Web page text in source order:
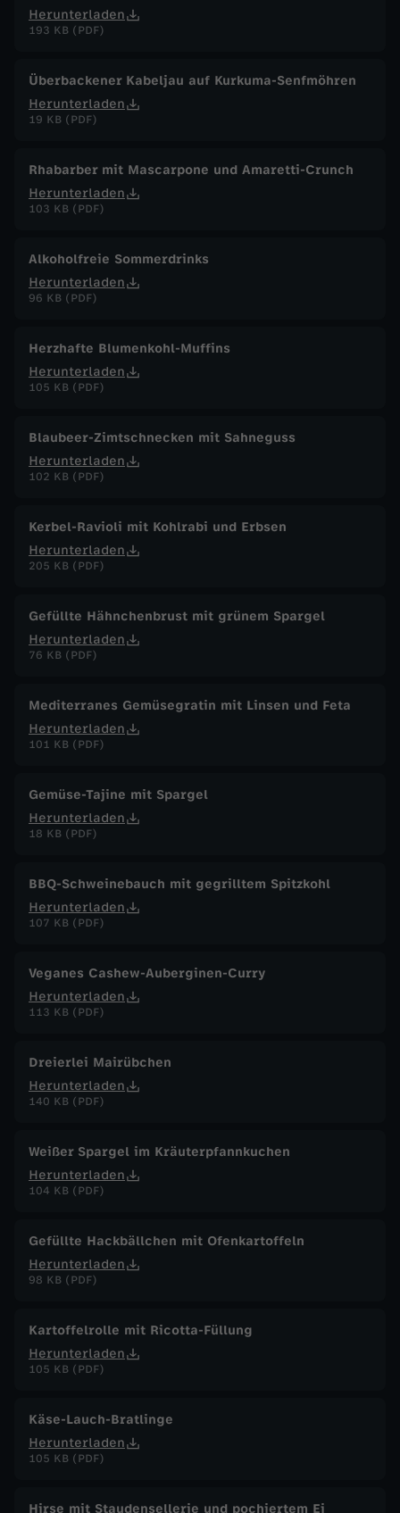
Herunterladen
193 KB (PDF)
Überbackener Kabeljau auf Kurkuma-Senfmöhren
Herunterladen
19 KB (PDF)
Rhabarber mit Mascarpone und Amaretti-Crunch
Herunterladen
103 KB (PDF)
Alkoholfreie Sommerdrinks
Herunterladen
96 KB (PDF)
Herzhafte Blumenkohl-Muffins
Herunterladen
105 KB (PDF)
Blaubeer-Zimtschnecken mit Sahneguss
Herunterladen
102 KB (PDF)
Kerbel-Ravioli mit Kohlrabi und Erbsen
Herunterladen
205 KB (PDF)
Gefüllte Hähnchenbrust mit grünem Spargel
Herunterladen
76 KB (PDF)
Mediterranes Gemüsegratin mit Linsen und Feta
Herunterladen
101 KB (PDF)
Gemüse-Tajine mit Spargel
Herunterladen
18 KB (PDF)
BBQ-Schweinebauch mit gegrilltem Spitzkohl
Herunterladen
107 KB (PDF)
Veganes Cashew-Auberginen-Curry
Herunterladen
113 KB (PDF)
Dreierlei Mairübchen
Herunterladen
140 KB (PDF)
Weißer Spargel im Kräuterpfannkuchen
Herunterladen
104 KB (PDF)
Gefüllte Hackbällchen mit Ofenkartoffeln
Herunterladen
98 KB (PDF)
Kartoffelrolle mit Ricotta-Füllung
Herunterladen
105 KB (PDF)
Käse-Lauch-Bratlinge
Herunterladen
105 KB (PDF)
Hirse mit Staudensellerie und pochiertem Ei